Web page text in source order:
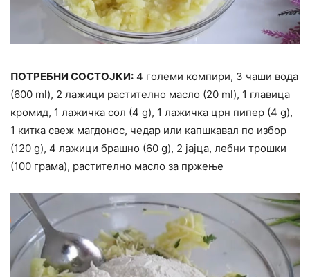
ПОТРЕБНИ СОСТОЈКИ: 4 големи компири, 3 чаши вода
(600 ml), 2 лажици растително масло (20 ml), 1 главица
кромид, 1 лажичка сол (4 g), 1 лажичка црн пипер (4 g),
1 китка свеж магдонос, чедар или капшкавал по избор
(120 g), 4 лажици брашно (60 g), 2 јајца, лебни трошки
(100 грама), растително масло за пржење